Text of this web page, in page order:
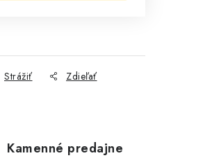
Strážiť Zdieľať
Kamenné predajne